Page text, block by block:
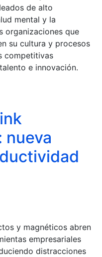
de alto
mental y la
organizaciones que
su cultura y procesos
competitivas
e innovación.
nueva
y magnéticos abren
empresariales
distracciones